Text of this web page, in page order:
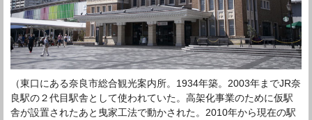
（東口にある奈良市総合観光案内所。1934年築。2003年までJR奈
良駅の２代目駅舎として使われていた。高架化事業のために仮駅
舎が設置されたあと曳家工法で動かされた。2010年から現在の駅